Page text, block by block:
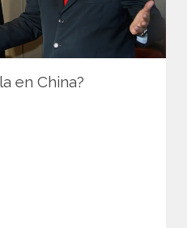
en China?